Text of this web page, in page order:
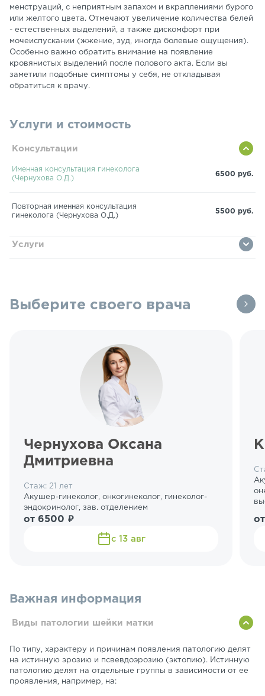
менструаций, с неприятным запахом и вкраплениями бурого
или желтого цвета. Отмечают увеличение количества белей
- естественных выделений, а также дискомфорт при
мочеиспускании (жжение, зуд, иногда болевые ощущения).
Особенно важно обратить внимание на появление
кровянистых выделений после полового акта. Если вы
заметили подобные симптомы у себя, не откладывая
обратиться к врачу.
Услуги и стоимость
Консультации
Именная консультация гинеколога
(Чернухова О.Д.)
6500 руб.
Повторная именная консультация
гинеколога (Чернухова О.Д.)
5500 руб.
Услуги
Выберите своего врача
Чернухова Оксана
Дмитриевна
Стаж: 21 лет
Акушер-гинеколог, онкогинеколог, гинеколог-
эндокринолог, зав. отделением
от 6500 ₽
с 13 авг
Важная информация
Виды патологии шейки матки
По типу, характеру и причинам появления патологию делят
на истинную эрозию и псвевдоэрозию (эктопию). Истинную
патологию делят на отдельные группы в зависимости от ее
проявления, например, на: